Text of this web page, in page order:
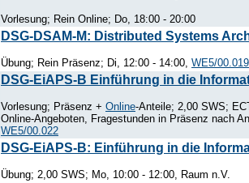
Vorlesung; Rein Online; Do, 18:00 - 20:00
DSG-DSAM-M: Distributed Systems
Übung; Rein Präsenz; Di, 12:00 - 14:00, WE5/00.019
DSG-EiAPS-B Einführung in die
Vorlesung; Präsenz + Online-Anteile; 2,00 SWS;
Online-Angeboten, Fragestunden in Präsenz nach
WE5/00.022
DSG-EiAPS-B: Einführung in die
Übung; 2,00 SWS; Mo, 10:00 - 12:00, Raum n.V.